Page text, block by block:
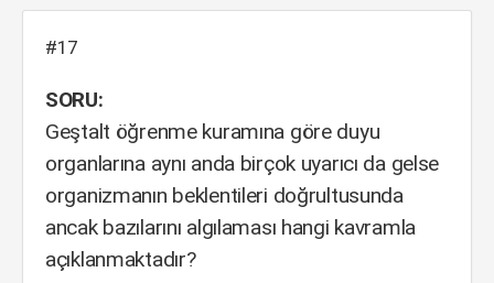
#17
SORU:
Geştalt öğrenme kuramına göre duyu
organlarına aynı anda birçok uyarıcı da gelse
organizmanın beklentileri doğrultusunda
ancak bazılarını algılaması hangi kavramla
açıklanmaktadır?